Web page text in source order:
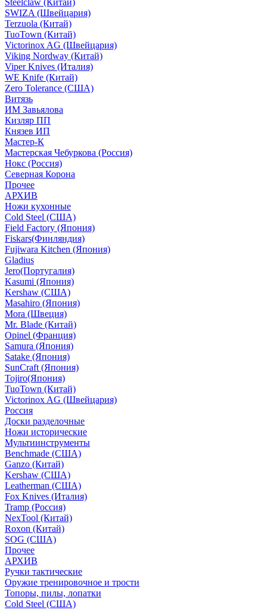
Steelclaw (Китай)
SWIZA (Швейцария)
Terzuola (Китай)
TuoTown (Китай)
Victorinox AG (Швейцария)
Viking Nordway (Китай)
Viper Knives (Италия)
WE Knife (Китай)
Zero Tolerance (США)
Витязь
ИМ Завьялова
Кизляр ПП
Князев ИП
Мастер-К
Мастерская Чебуркова (Россия)
Нокс (Россия)
Северная Корона
Прочее
АРХИВ
Ножи кухонные
Cold Steel (США)
Field Factory (Япония)
Fiskars(Финляндия)
Fujiwara Kitchen (Япония)
Gladius
Jero(Португалия)
Kasumi (Япония)
Kershaw (США)
Masahiro (Япония)
Mora (Швеция)
Mr. Blade (Китай)
Opinel (Франция)
Samura (Япония)
Satake (Япония)
SunCraft (Япония)
Tojiro(Япония)
TuoTown (Китай)
Victorinox AG (Швейцария)
Россия
Доски разделочные
Ножи исторические
Мультиинструменты
Benchmade (США)
Ganzo (Китай)
Kershaw (США)
Leatherman (США)
Fox Knives (Италия)
Tramp (Россия)
NexTool (Китай)
Roxon (Китай)
SOG (США)
Прочее
АРХИВ
Ручки тактические
Оружие тренировочное и трости
Топоры, пилы, лопатки
Cold Steel (США)